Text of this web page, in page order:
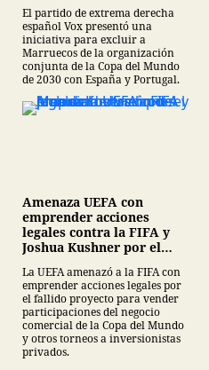
El partido de extrema derecha
español Vox presentó una
iniciativa para excluir a
Marruecos de la organización
conjunta de la Copa del Mundo
de 2030 con España y Portugal.
Amenaza UEFA con
emprender acciones
legales contra la FIFA y
Joshua Kushner por el
Mundial
La UEFA amenazó a la FIFA con
emprender acciones legales por
el fallido proyecto para vender
participaciones del negocio
comercial de la Copa del Mundo
y otros torneos a inversionistas
privados.